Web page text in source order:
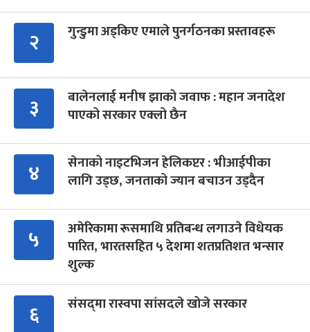
२ गुन्डुमा अड्किए एमाले पुनर्गठनका प्रस्तावहरू
३
बालेनलाई मनीष झाको जवाफ : महान जनादेश
पाएको सरकार एक्लो छैन
४
सेनाको नाइटभिजन हेलिकप्टर : भीआईपीका
लागि उड्छ, जनताको ज्यान बचाउन उड्दैन
५
अमेरिकामा रूसमाथि प्रतिबन्ध लगाउने विधेयक
पारित, भारतसहित ५ देशमा शतप्रतिशत भन्सार
शुल्क
६ संसद्‍मा रास्वपा सांसदले खोजे सरकार